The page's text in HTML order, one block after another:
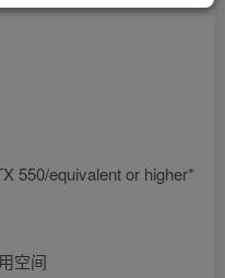
550/equivalent or higher*
空间